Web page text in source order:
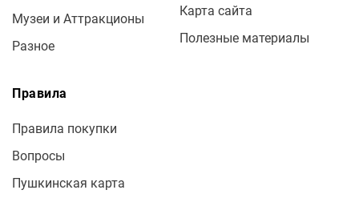
Музеи и Аттракционы
Разное
Карта сайта
Полезные материалы
Правила
Правила покупки
Вопросы
Пушкинская карта